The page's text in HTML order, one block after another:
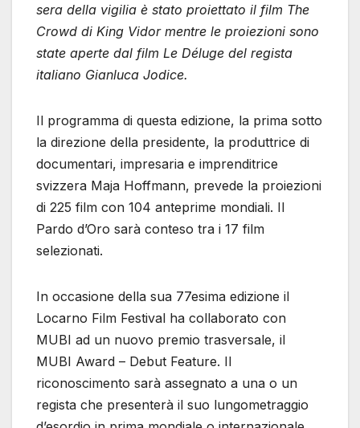
sera della vigilia è stato proiettato il film The
Crowd di King Vidor mentre le proiezioni sono
state aperte dal film Le Déluge del regista
italiano Gianluca Jodice.
Il programma di questa edizione, la prima sotto
la direzione della presidente, la produttrice di
documentari, impresaria e imprenditrice
svizzera Maja Hoffmann, prevede la proiezioni
di 225 film con 104 anteprime mondiali. Il
Pardo d’Oro sarà conteso tra i 17 film
selezionati.
In occasione della sua 77esima edizione il
Locarno Film Festival ha collaborato con
MUBI ad un nuovo premio trasversale, il
MUBI Award – Debut Feature. Il
riconoscimento sarà assegnato a una o un
regista che presenterà il suo lungometraggio